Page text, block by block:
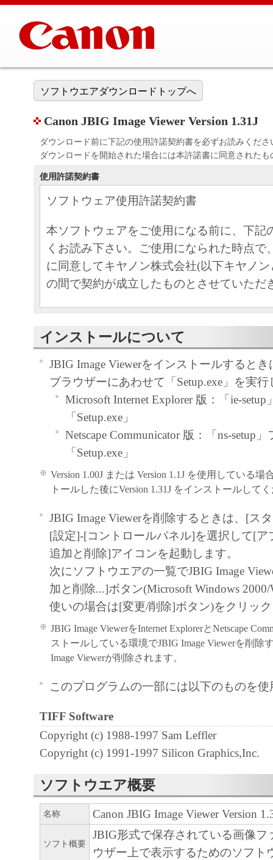
ソフトウエアダウンロードトップへ
Canon JBIG Image Viewer Version 1.31J
ダウンロード前に下記の使用許諾契約書を必ずお読みくださ
ダウンロードを開始された場合には本許諾書に同意された
使用許諾契約書
ソフトウェア使用許諾契約書
本ソフトウェアをご使用になる前に、下記
くお読み下さい。ご使用になられた時点で
に同意してキヤノン株式会社(以下キヤノ
の間で契約が成立したものとさせていただ
容によりキヤノンまたはキヤノンのラ
します。
キヤノンは、本ソフトウェアのユーザ
といいます。）に対し、本ソフトウェ
ノン製品を利用する目的で本ソフトウ
独占的権利を許諾します。
ユーザーは、本ソフトウェアの全部ま
改変、リバース・エンジニアリング、
は逆アセンブル等することはできませ
キヤノン、キヤノンマーケティングジ
ザーの特定の目的のために適当である
用であること、または本ソフトウェア
と、その他本ソフトウェアに関してい
しません。
キヤノン、キヤノンマーケティングジ
よびキヤノンのライセンサーは、本ソ
に付随または関連して生ずる直接的ま
失、損害等について、いかなる場合に
任を負いません。
ユーザーは、日本国政府または該当国
一部を、直接または間接に輸出しては
インストールについて
JBIG Image Viewerをインストールするとき
ブラウザーにあわせて「Setup.exe」を実
Microsoft Internet Explorer 版：「ie-
「Setup.exe」
Netscape Communicator 版：「ns-setup
「Setup.exe」
※ Version 1.00J または Version 1.1J を使用している
トールした後にVersion 1.31J をインストールして
JBIG Image Viewerを削除するときは、[ス
[設定]-[コントロールパネル]を選択して[ア
追加と削除]アイコンを起動します。
次にソフトウエアの一覧でJBIG Image
加と削除...]ボタン(Microsoft Windows
使いの場合は[変更/削除]ボタン)をクリッ
※ JBIG Image ViewerをInternet ExplorerとNetscape
ストールしている環境でJBIG Image Viewerを削除
Image Viewerが削除されます。
このプログラムの一部には以下のものを
TIFF Software
Copyright (c) 1988-1997 Sam Leffler
Copyright (c) 1991-1997 Silicon Graphics,Inc.
ソフトウエア概要
名称 Canon JBIG Image Viewer Version
ソフト概要
JBIG形式で保存されている画像フ
ウザー上で表示するためのソフト